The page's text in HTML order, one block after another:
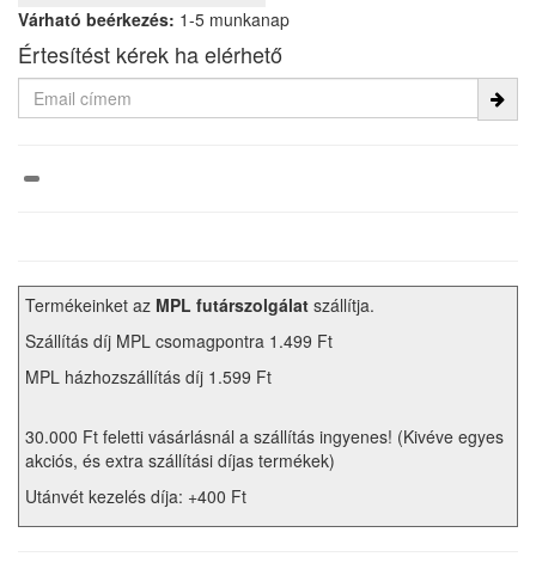
Várható beérkezés: 1-5 munkanap
Értesítést kérek ha elérhető
Termékeinket az MPL futárszolgálat szállítja.
Szállítás díj MPL csomagpontra 1.499 Ft
MPL házhozszállítás díj 1.599 Ft
30.000 Ft feletti vásárlásnál a szállítás ingyenes! (Kivéve egyes
akciós, és extra szállítási díjas termékek)
Utánvét kezelés díja: +400 Ft